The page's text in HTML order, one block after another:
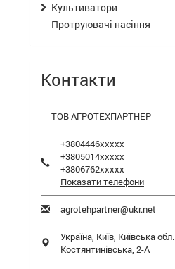
Культиватори
Протруювачі насіння
Контакти
ТОВ АГРОТЕХПАРТНЕР
+3804446xxxxx
+3805014xxxxx
+3806762xxxxx
Показати телефони
agrotehpartner@ukr.net
Україна, Київ, Київська обл.
Костянтинівська, 2-А